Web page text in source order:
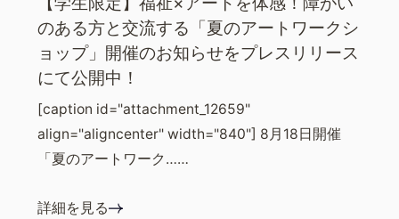
のある方と交流する「夏のアートワークシ
ョップ」開催のお知らせをプレスリリース
にて公開中！
[caption id="attachment_12659"
align="aligncenter" width="840"] 8月18日開催
「夏のアートワーク……
詳細を見る